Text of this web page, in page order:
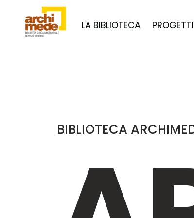
LA BIBLIOTECA PROGETTI
BIBLIOTECA